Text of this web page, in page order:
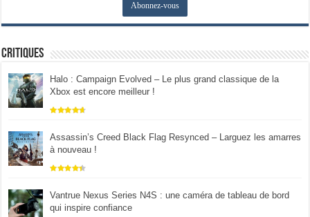
Critiques
Halo : Campaign Evolved – Le plus grand classique de la
Xbox est encore meilleur !
Assassin’s Creed Black Flag Resynced – Larguez les amarres
à nouveau !
Vantrue Nexus Series N4S : une caméra de tableau de bord
qui inspire confiance